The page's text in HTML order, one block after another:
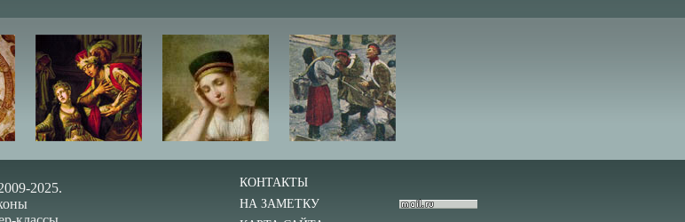
2025.
КОНТАКТЫ
НА ЗАМЕТКУ